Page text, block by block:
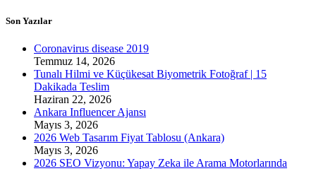
Son Yazılar
Coronavirus disease 2019
Temmuz 14, 2026
Tunalı Hilmi ve Küçükesat Biyometrik Fotoğraf | 15
Dakikada Teslim
Haziran 22, 2026
Ankara Influencer Ajansı
Mayıs 3, 2026
2026 Web Tasarım Fiyat Tablosu (Ankara)
Mayıs 3, 2026
2026 SEO Vizyonu: Yapay Zeka ile Arama Motorlarında